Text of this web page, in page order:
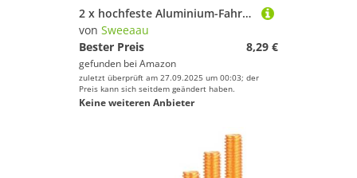
2 x hochfeste Aluminium-Fahrradständer, korrosionsbeständige Pedale, Fahrradzubehör, korrosionsbeständige Fahrräder
von Sweeaau
Bester Preis
8,29 €
gefunden bei Amazon
zuletzt überprüft am 27.09.2025 um 00:03; der
Preis kann sich seitdem geändert haben.
Keine weiteren Anbieter